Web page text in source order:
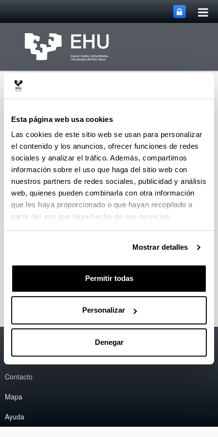
Esta página web usa cookies
Las cookies de este sitio web se usan para personalizar
el contenido y los anuncios, ofrecer funciones de redes
sociales y analizar el tráfico. Además, compartimos
información sobre el uso que haga del sitio web con
nuestros partners de redes sociales, publicidad y análisis
web, quienes pueden combinarla con otra información
que les haya proporcionado o que hayan recopilado a
partir del uso que haya hecho de sus servicios.
Mostrar detalles
Permitir todas
Personalizar
Denegar
MecMat (Grupo de
Investigación Mecánica
de Materiales)
Menú
Contacto
Faustino Mujika Garitano
Escuela de Ingeniería de Gipuzkoa, UPV/EHU
: +34 943 01 86 28
Información legal
Contacto
Mapa
Ayuda